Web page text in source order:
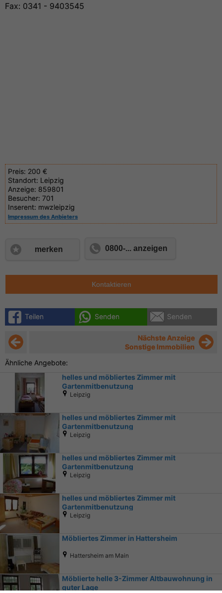
Fax: 0341 - 9403545
Preis: 200 €
Standort: Leipzig
Anzeige: 859801
Besucher: 701
Inserent: mwzleipzig
Impressum des Anbieters
merken 0800-... anzeigen
Kontaktieren
Teilen Senden Senden
Nächste Anzeige
Sonstige Immobilien
Ähnliche Angebote:
helles und möbliertes Zimmer mit
Gartenmitbenutzung
Leipzig
helles und möbliertes Zimmer mit
Gartenmitbenutzung
Leipzig
helles und möbliertes Zimmer mit
Gartenmitbenutzung
Leipzig
helles und möbliertes Zimmer mit
Gartenmitbenutzung
Leipzig
Möbliertes Zimmer in Hattersheim
Hattersheim am Main
Möblierte helle 3-Zimmer Altbauwohnung in
guter Lage